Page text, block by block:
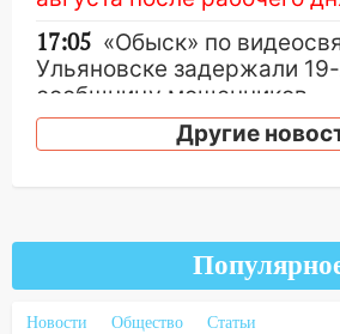
17:05 «Обыск» по
Ульяновске задержали
сообщницу мошенников
16:12
Едва не перерезал
18-летняя девушка
перевернулась на мопеде
больницу
Другие
Новости Общество
Статьи